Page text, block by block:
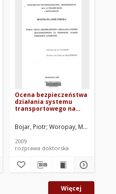
Szubartowski, Mirosław Bacior, Michał
Ocena bezpieczeństwa
działania systemu
transportowego na
Bojar, Piotr Woropay, Maciej.
2009
rozprawa doktorska
Więcej